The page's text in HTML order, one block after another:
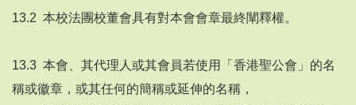
13.2 本校法團校董會具有對本會會章最終闡釋權。
13.3 本會、其代理人或其會員若使用「香港聖公會」的名
稱或徽章，或其任何的簡稱或延伸的名稱，